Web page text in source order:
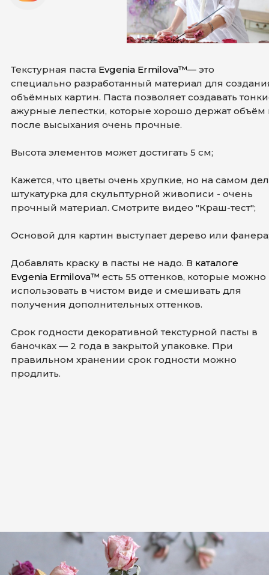
Текстурная паста Evgenia Ermilova™— это
специально разработанный материал для
объёмных картин. Паста позволяет создавать
ажурные лепестки, которые хорошо держат объём
после высыхания очень прочные.
Высота элементов может достигать 5 см;
Кажется, что цветы очень хрупкие, но на самом
штукатурка для скульптурной живописи - очень
прочный материал. Смотрите видео "Краш-тест";
Основой для картин выступает дерево или
Добавлять краску в пасты не надо. В каталоге
Evgenia Ermilova™ есть 55 оттенков, которые можно
использовать в чистом виде и смешивать для
получения дополнительных оттенков.
Срок годности декоративной текстурной пасты в
баночках — 2 года в закрытой упаковке. При
правильном хранении срок годности можно
продлить.
Материалы для художников и
любителей скульптурной живописи